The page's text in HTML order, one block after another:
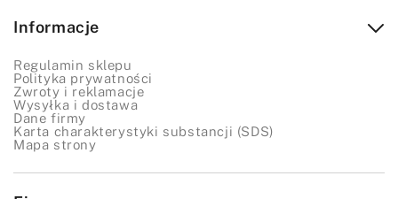
Informacje
Regulamin sklepu
Polityka prywatności
Zwroty i reklamacje
Wysyłka i dostawa
Dane firmy
Karta charakterystyki substancji (SDS)
Mapa strony